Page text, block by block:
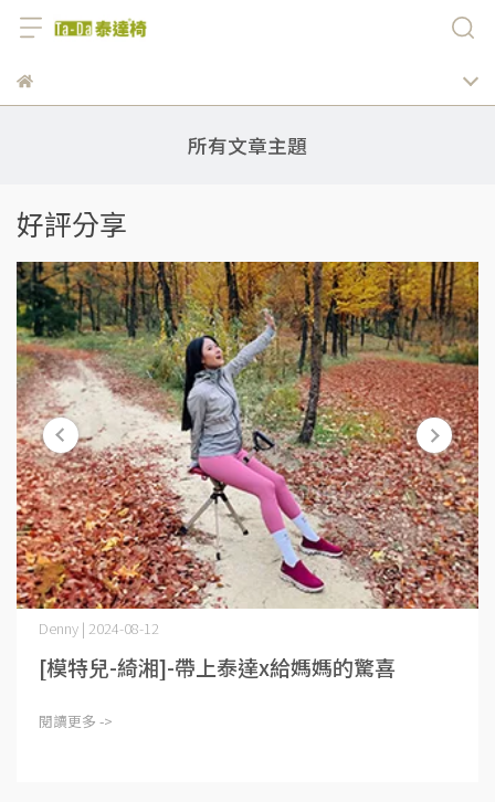
所有文章主題
好評分享
Denny | 2024-08-12
[模特兒-綺湘]-帶上泰達x給媽媽的驚喜
閱讀更多 ->